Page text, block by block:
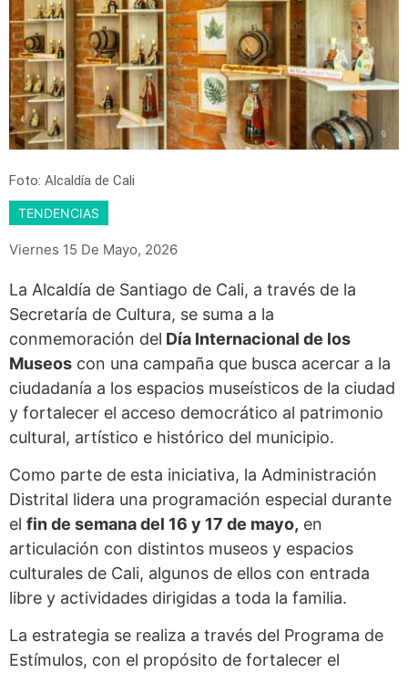
Foto: Alcaldía de Cali
TENDENCIAS
Viernes 15 De Mayo, 2026
La Alcaldía de Santiago de Cali, a través de la
Secretaría de Cultura, se suma a la
conmemoración del Día Internacional de los
Museos con una campaña que busca acercar a la
ciudadanía a los espacios museísticos de la ciudad
y fortalecer el acceso democrático al patrimonio
cultural, artístico e histórico del municipio.
Como parte de esta iniciativa, la Administración
Distrital lidera una programación especial durante
el fin de semana del 16 y 17 de mayo, en
articulación con distintos museos y espacios
culturales de Cali, algunos de ellos con entrada
libre y actividades dirigidas a toda la familia.
La estrategia se realiza a través del Programa de
Estímulos, con el propósito de fortalecer el